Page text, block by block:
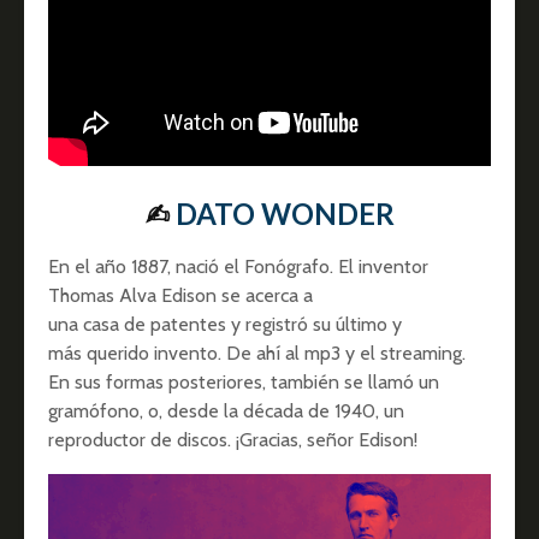
✍︎ DATO WONDER
En el año 1887, nació el Fonógrafo. El inventor
Thomas Alva Edison se acerca a
una casa de patentes y registró su último y
más querido invento. De ahí al mp3 y el streaming.
En sus formas posteriores, también se llamó un
gramófono, o, desde la década de 1940, un
reproductor de discos. ¡Gracias, señor Edison!